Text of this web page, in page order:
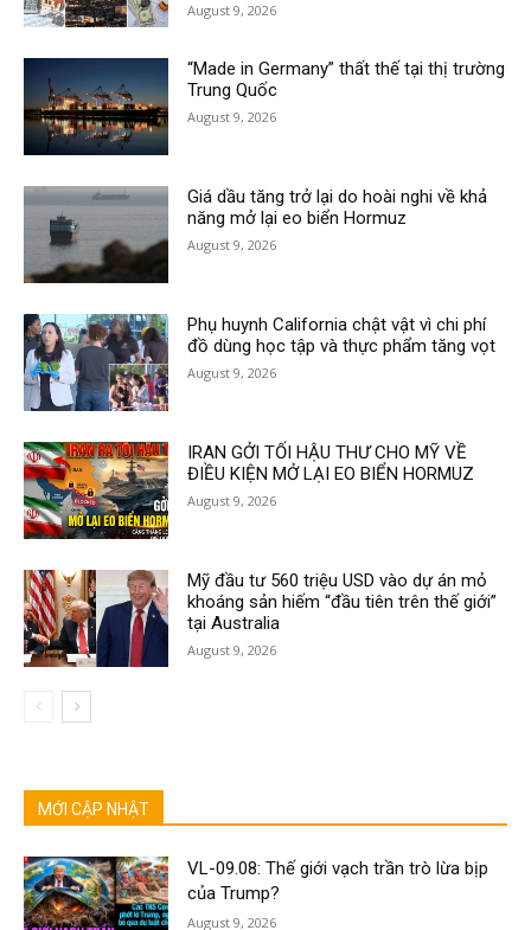
August 9, 2026
“Made in Germany” thất thế tại thị trường
Trung Quốc
August 9, 2026
Giá dầu tăng trở lại do hoài nghi về khả
năng mở lại eo biển Hormuz
August 9, 2026
Phụ huynh California chật vật vì chi phí
đồ dùng học tập và thực phẩm tăng vọt
August 9, 2026
IRAN GỞI TỐI HẬU THƯ CHO MỸ VỀ
ĐIỀU KIỆN MỞ LẠI EO BIỂN HORMUZ
August 9, 2026
Mỹ đầu tư 560 triệu USD vào dự án mỏ
khoáng sản hiếm “đầu tiên trên thế giới”
tại Australia
August 9, 2026
MỚI CẬP NHẬT
VL-09.08: Thế giới vạch trần trò lừa bịp
của Trump?
August 9, 2026